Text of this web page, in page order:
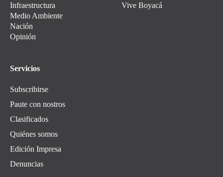
Infraestructura
Medio Ambiente
Nación
Opinión
Vive Boyacá
Servicios
Subscribirse
Paute con nostros
Clasificados
Quiénes somos
Edición Impresa
Denuncias